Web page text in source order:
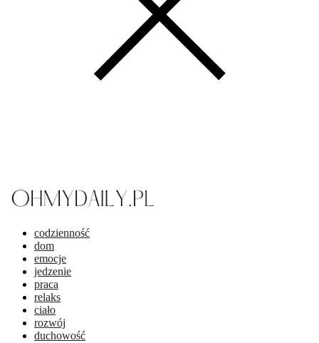
codzienność
dom
emocje
jedzenie
praca
relaks
ciało
rozwój
duchowość